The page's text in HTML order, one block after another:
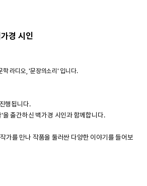
경 시인
학 라디오, '문장의소리' 입니다.
행됩니다.
출간하신 백가경 시인과 함께합니다.
가를 만나 작품을 둘러싼 다양한 이야기를 들어보